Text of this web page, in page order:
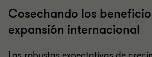
Cosechando los
expansión internacional